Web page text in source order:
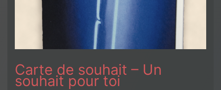
Carte de souhait – Un
souhait pour toi